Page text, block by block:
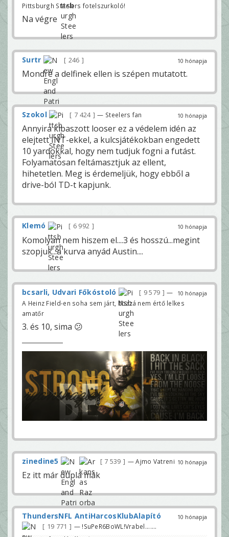
Pittsburgh Steelers fotelszurkoló!
Na végre
10 hónapja
Surtr 246
Mondre a delfinek ellen is szépen mutatott.
10 hónapja
Szokol 7 424 — Steelers fan
Annyira kibaszott looser ez a védelem idén az
elejtett INT-ekkel, a kulcsjátékokban engedett
10 yardokkal, hogy nem tudjuk fogni a futást.
Folyamatosan feltámasztjuk az ellent,
hihetetlen. Meg is érdemeljük, hogy ebből a
drive-ból TD-t kapjunk.
10 hónapja
Klemó 6 992
Komolyan nem hiszem el....3 és hosszú...megint
szopjuk...a kurva anyád Austin....
10 hónapja
bcsarli, Udvari Főkóstoló 9 579
—
A Heinz Field-en soha sem járt, hozzá nem értő lelkes
amatőr
3. és 10, sima 😕
10 hónapja
zinedine5 7 539 — Ajmo Vatreni
Ez itt már dupla mák
10 hónapja
ThundersNFL AntiHarcosKlubAlapító
19 771 — !SuPeR6BoWL!Vrabel.......